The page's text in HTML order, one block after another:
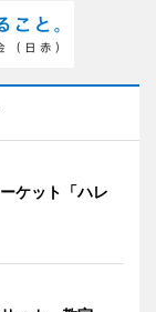
ケット「ハレ